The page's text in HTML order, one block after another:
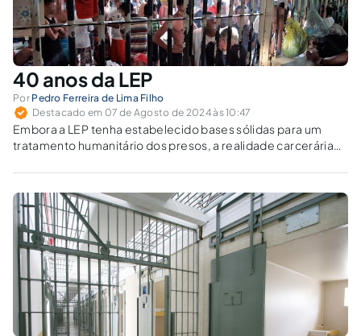
40 anos da LEP
Por Pedro Ferreira de Lima Filho
Destacado em 07 de Agosto de 2024 às 10:47
Embora a LEP tenha estabelecido bases sólidas para um
tratamento humanitário dos presos, a realidade carcerária